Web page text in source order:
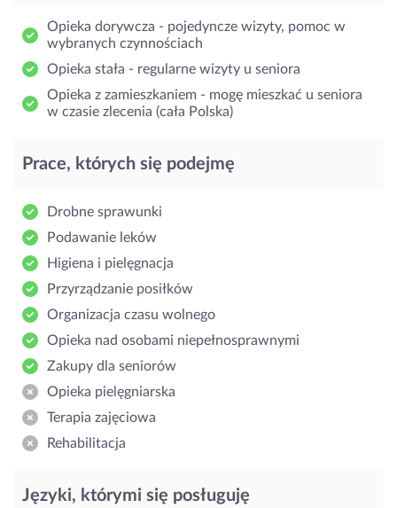
Opieka dorywcza - pojedyncze wizyty, pomoc w
wybranych czynnościach
Opieka stała - regularne wizyty u seniora
Opieka z zamieszkaniem - mogę mieszkać u seniora
w czasie zlecenia (cała Polska)
Prace, których się podejmę
Drobne sprawunki
Podawanie leków
Higiena i pielęgnacja
Przyrządzanie posiłków
Organizacja czasu wolnego
Opieka nad osobami niepełnosprawnymi
Zakupy dla seniorów
Opieka pielęgniarska
Terapia zajęciowa
Rehabilitacja
Języki, którymi się posługuję